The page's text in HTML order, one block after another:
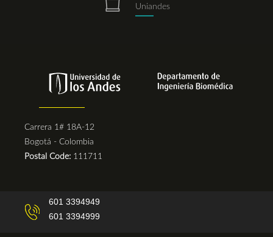
Uniandes
Carrera 1# 18A-12
Bogotá - Colombia
Postal Code: 111711
601 3394949
601 3394999